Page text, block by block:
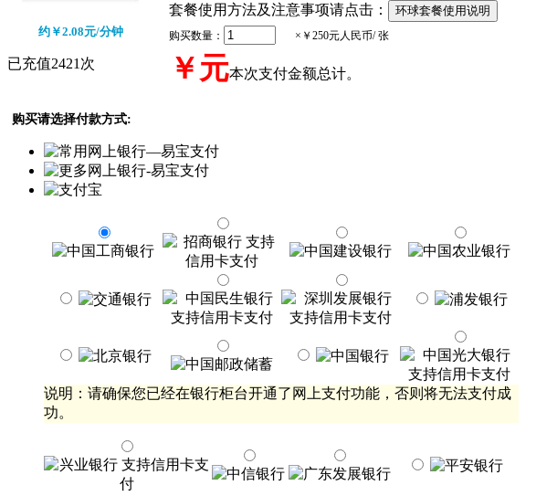
约￥2.08元/分钟
已充值2421次
套餐使用方法及注意事项请点击：
购买数量： ×￥250元人民币/ 张
￥元本次支付金额总计。
购买请选择付款方式:
说明：请确保您已经在银行柜台开通了网上支付功能，否则将无法支付成
功。